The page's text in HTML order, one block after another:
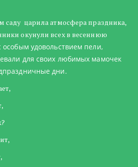
саду царила атмосфера праздника,
окунули всех в весеннюю
удовольствием пели,
для своих любимых мамочек
дни.